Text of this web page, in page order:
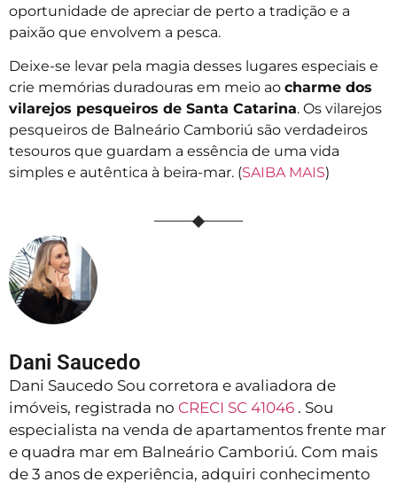
oportunidade de apreciar de perto a tradição e a
paixão que envolvem a pesca.
Deixe-se levar pela magia desses lugares especiais e
crie memórias duradouras em meio ao charme dos
vilarejos pesqueiros de Santa Catarina. Os vilarejos
pesqueiros de Balneário Camboriú são verdadeiros
tesouros que guardam a essência de uma vida
simples e autêntica à beira-mar. (SAIBA MAIS)
Dani Saucedo
Dani Saucedo Sou corretora e avaliadora de
imóveis, registrada no CRECI SC 41046 . Sou
especialista na venda de apartamentos frente mar
e quadra mar em Balneário Camboriú. Com mais
de 3 anos de experiência, adquiri conhecimento